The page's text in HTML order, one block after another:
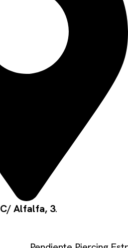
C/ Alfalfa, 3.